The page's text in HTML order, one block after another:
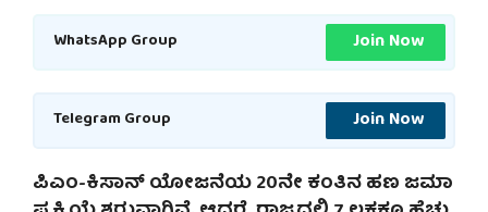
WhatsApp Group Join Now
Telegram Group Join Now
ಪಿಎಂ-ಕಿಸಾನ್ ಯೋಜನೆಯ 20ನೇ ಕಂತಿನ ಹಣ ಜಮಾ